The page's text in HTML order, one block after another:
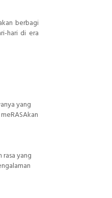
berbagi
hari di era
yang
yang